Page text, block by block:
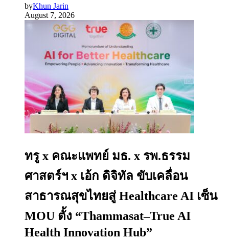
byKhun Jarin
August 7, 2026
ทรู x คณะแพทย์ มธ. x รพ.ธรรม
ศาสตร์ฯ x เอ้ก ดิจิทัล ขับเคลื่อน
สาธารณสุขไทยสู่ Healthcare AI เซ็น
MOU ตั้ง “Thammasat–True AI
Health Innovation Hub”